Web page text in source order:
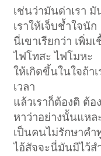
เช่นว่ามันด่าเรา มั
เราให้เจ็บช้ำใจนัก
นี่เขาเรียกว่า เพิ่ม
ไฟโทสะ ไฟโมหะ
ให้เกิดขึ้นในใจถ้า
เวลา
แล้วเราก็ต้องติ ต้
หาว่าอย่างนั้นแหล
เป็นคนไม่รักษาคำ
ไอ้สัจจะนี่มันมีไว้ส